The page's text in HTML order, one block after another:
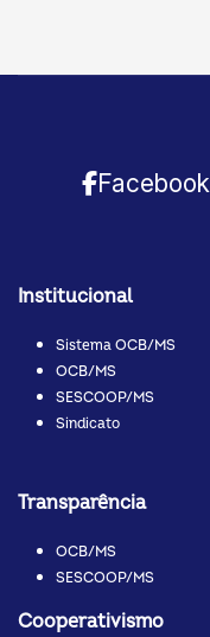
Facebook
Institucional
Sistema OCB/MS
OCB/MS
SESCOOP/MS
Sindicato
Transparência
OCB/MS
SESCOOP/MS
Cooperativismo